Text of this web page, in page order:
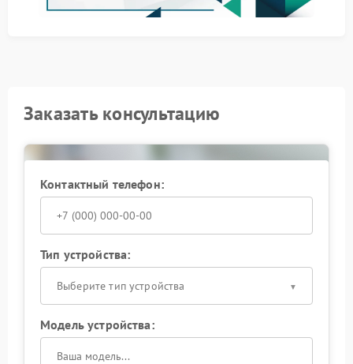
Если самостоятельные меры не принесли
и качественных комплектующих. Мы гарантируем
оперативное решение проблемы и восстановление
Заказать консультацию
Контактный телефон:
Тип устройства:
Выберите тип устройства
Модель устройства: